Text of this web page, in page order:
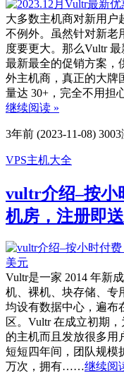
大多数主机商对新用户
不例外。虽然针对新老
度要更大。那么Vultr
最新最全的促销方案，
外主机商，真正的大牌
量达 30+，完全不用
继续阅读 »
3年前 (2023-11-08)
VPS主机大全
vultr介绍–按小
机房，注册即
Vultr是一家 2014 年新
机、裸机、块存储、专
均设有数据中心，遍布
区。Vultr 在成立初期
的主机而且发放很多用
短短四年间，团队规模
万次，拥有……继续阅